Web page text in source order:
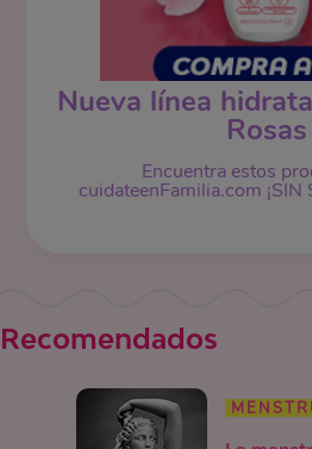
Nueva línea
Rosas
Encuentra estos
cuidateenFamilia.com
Recomendados